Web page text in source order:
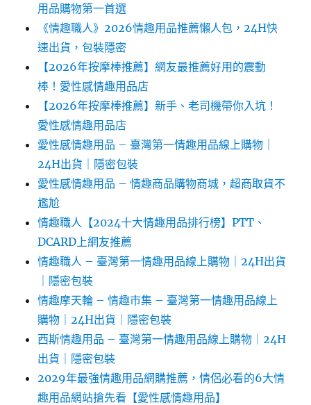
用品購物第一首選
《情趣職人》2026情趣用品推薦懶人包，24H快
速出貨，包裝隱密
【2026年按摩棒推薦】網友最推薦好用的震動
棒！愛性感情趣用品店
【2026年按摩棒推薦】新手、老司機帶你入坑！
愛性感情趣用品店
愛性感情趣用品 – 臺灣第一情趣用品線上購物｜
24H出貨｜隱密包裝
愛性感情趣用品 – 情趣商品購物商城，超商取貨不
尷尬
情趣職人【2024十大情趣用品排行榜】PTT、
DCARD上網友推薦
情趣職人 – 臺灣第一情趣用品線上購物｜24H出貨
｜隱密包裝
情趣摩天輪 – 情趣市集 – 臺灣第一情趣用品線上
購物｜24H出貨｜隱密包裝
西斯情趣用品 – 臺灣第一情趣用品線上購物｜24H
出貨｜隱密包裝
2029年最強情趣用品網購推薦，情侶必看的6大情
趣用品網站搶先看【愛性感情趣用品】